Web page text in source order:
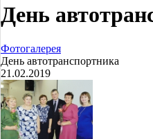
День
Фотогалерея
День автотранспортника
21.02.2019